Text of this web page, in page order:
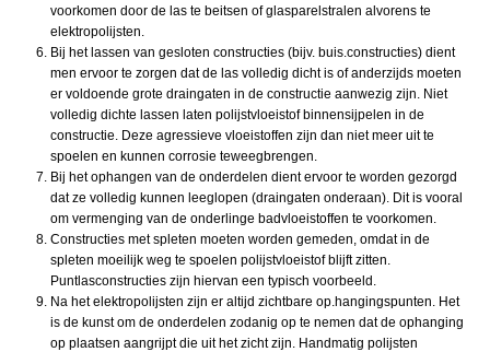
voorkomen door de las te beitsen of glasparelstralen alvorens te
elektropolijsten.
Bij het lassen van gesloten constructies (bijv. buis.constructies) dient
men ervoor te zorgen dat de las volledig dicht is of anderzijds moeten
er voldoende grote draingaten in de constructie aanwezig zijn. Niet
volledig dichte lassen laten polijstvloeistof binnensijpelen in de
constructie. Deze agressieve vloeistoffen zijn dan niet meer uit te
spoelen en kunnen corrosie teweegbrengen.
Bij het ophangen van de onderdelen dient ervoor te worden gezorgd
dat ze volledig kunnen leeglopen (draingaten onderaan). Dit is vooral
om vermenging van de onderlinge badvloeistoffen te voorkomen.
Constructies met spleten moeten worden gemeden, omdat in de
spleten moeilijk weg te spoelen polijstvloeistof blijft zitten.
Puntlasconstructies zijn hiervan een typisch voorbeeld.
Na het elektropolijsten zijn er altijd zichtbare op.hangingspunten. Het
is de kunst om de onderdelen zodanig op te nemen dat de ophanging
op plaatsen aangrijpt die uit het zicht zijn. Handmatig polijsten